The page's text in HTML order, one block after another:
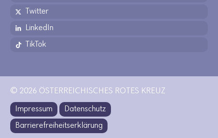
Twitter
LinkedIn
TikTok
© 2026 ÖSTERREICHISCHES ROTES KREUZ
Impressum
Datenschutz
Barrierefreiheitserklärung